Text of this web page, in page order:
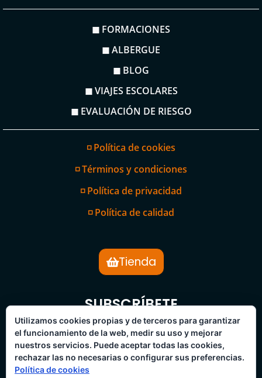
◼ FORMACIONES
◼ ALBERGUE
◼ BLOG
◼ VIAJES ESCOLARES
◼ EVALUACIÓN DE RIESGO
◽ Política de cookies
◽ Términos y condiciones
◽ Política de privacidad
◽ Política de calidad
Tienda
SUBSCRÍBETE
BOLETÍN DE NOTICIAS
Utilizamos cookies propias y de terceros para garantizar
el funcionamiento de la web, medir su uso y mejorar
nuestros servicios. Puede aceptar todas las cookies,
rechazar las no necesarias o configurar sus preferencias.
Política de cookies